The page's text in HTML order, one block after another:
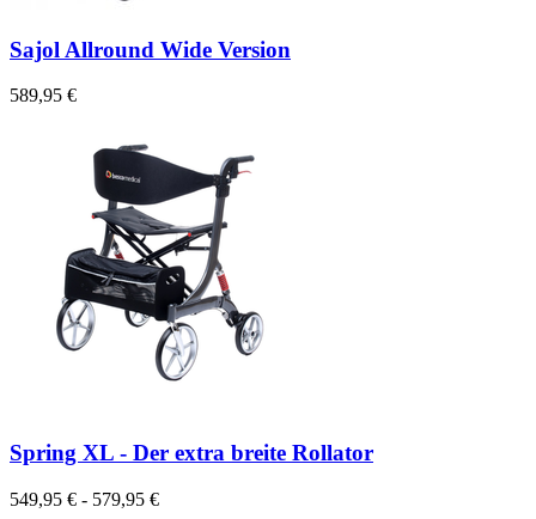
Sajol Allround Wide Version
589,95 €
Spring XL - Der extra breite Rollator
549,95 € - 579,95 €